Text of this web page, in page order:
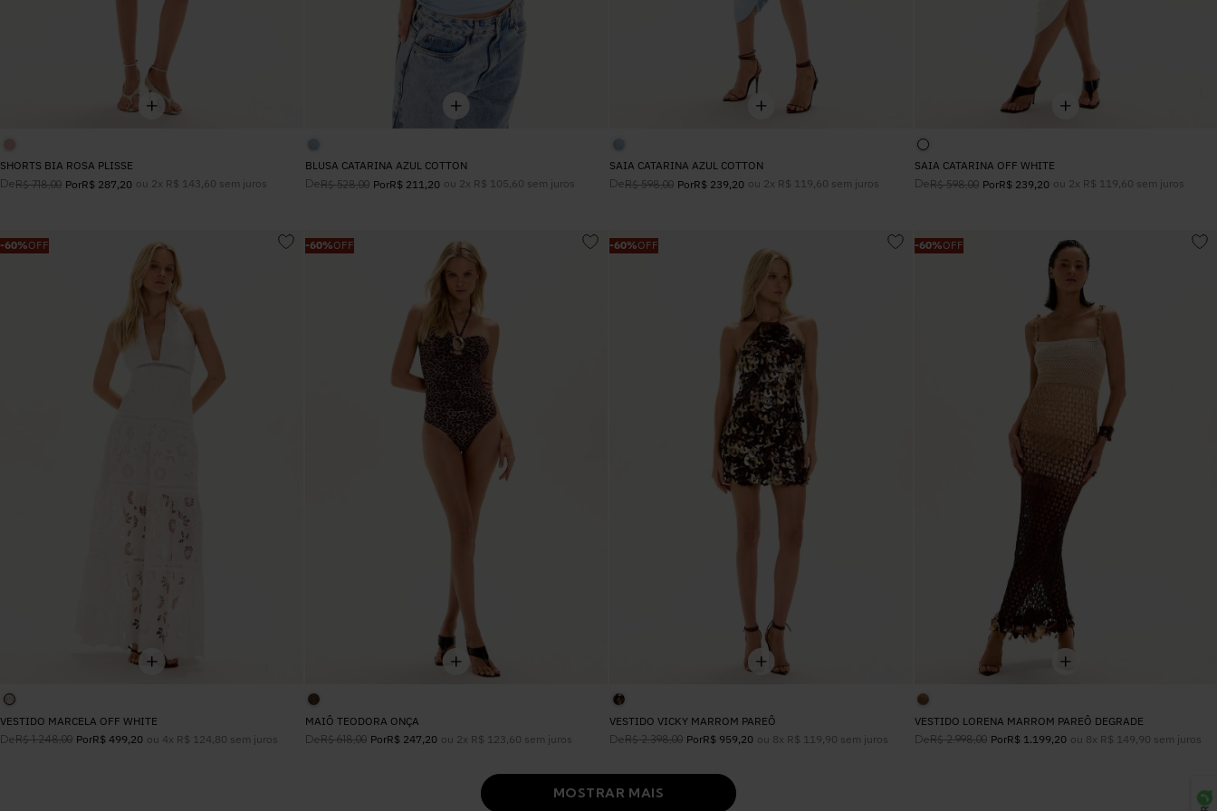
SHORTS BIA ROSA PLISSE
DeR$ 718,00 PorR$ 287,20 ou 2x R$ 143,60 sem juros
BLUSA CATARINA AZUL COTTON
DeR$ 528,00 PorR$ 211 ,20 ou 2x R$ 105,60 sem juros
SAIA CATARINA AZUL COTTON
DeR$ 598,00 PorR$ 239,20 ou 2x R$ 119,60 sem juros
SAIA CATARINA OFF WHITE
DeR$ 598,00 PorR$ 239,20 ou 2x R$ 119,60 sem juros
-60%OFF
VESTIDO MARCELA OFF WHITE
DeR$ 1.248,00 PorR$ 499,20 ou 4x R$ 124 80 sem juros
-60%OFF
MAIÔ TEODORA ONÇA
DeR$ 618,00 PorR$ 247,20 ou 2x R$ 123 60 sem juros
-60%OFF
VESTIDO VICKY MARROM PAREÔ
DeR$ 2.398,00 PorR$ 959,20 ou 8x R$ 119 90 sem juros
-60%OFF
VESTIDO LORENA MARROM PAREÔ DEGRADE
DeR$ 2.998,00 PorR$ 1.199,20 ou 8x R$ 149 90 sem juros
MOSTRAR MAIS